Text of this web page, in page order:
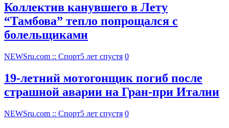
Коллектив канувшего в Лету
“Тамбова” тепло попрощался с
болельщиками
NEWSru.com :: Спорт5 лет спустя 0
19-летний мотогонщик погиб после
страшной аварии на Гран-при Италии
NEWSru.com :: Спорт5 лет спустя 0